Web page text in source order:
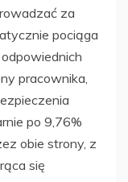
za
pociąga
pracownika,
po 9,76%
obie strony, z
się